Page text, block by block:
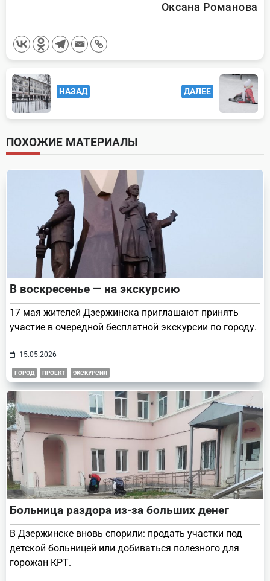
Оксана Романова
<span
class="nav-
subtitle
screen-
reader-
text">Page</span>
НАЗАД ДАЛЕЕ
ПОХОЖИЕ МАТЕРИАЛЫ
В воскресенье — на экскурсию
17 мая жителей Дзержинска приглашают принять
участие в очередной бесплатной экскурсии по городу.
15.05.2026
ГОРОД ПРОЕКТ ЭКСКУРСИЯ
Больница раздора из-за больших денег
В Дзержинске вновь спорили: продать участки под
детской больницей или добиваться полезного для
горожан КРТ.